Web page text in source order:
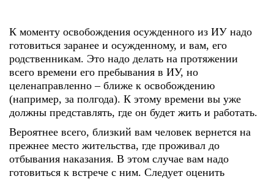
К моменту освобождения осужденного из ИУ надо
готовиться заранее и осужденному, и вам, его
родственникам. Это надо делать на протяжении
всего времени его пребывания в ИУ, но
целенаправленно – ближе к освобождению
(например, за полгода). К этому времени вы уже
должны представлять, где он будет жить и работать.
Вероятнее всего, близкий вам человек вернется на
прежнее место жительства, где проживал до
отбывания наказания. В этом случае вам надо
готовиться к встрече с ним. Следует оценить